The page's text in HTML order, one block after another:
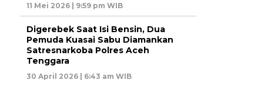
11 Mei 2026 | 9:59 pm WIB
Digerebek Saat Isi Bensin, Dua
Pemuda Kuasai Sabu Diamankan
Satresnarkoba Polres Aceh
Tenggara
30 April 2026 | 6:43 am WIB